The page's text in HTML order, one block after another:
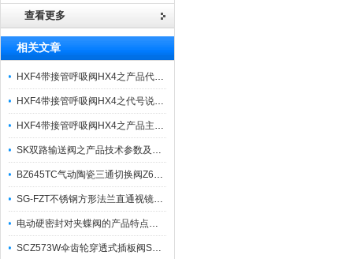
查看更多
相关文章
HXF4带接管呼吸阀HX4之产品代号说明与应用
HXF4带接管呼吸阀HX4之代号说明及其外形连接尺寸
HXF4带接管呼吸阀HX4之产品主要特性
SK双路输送阀之产品技术参数及外形连接尺寸
BZ645TC气动陶瓷三通切换阀Z647TC之产品特点及工作原理
SG-FZT不锈钢方形法兰直通视镜SJ-ZT之产品特点与安装维护
电动硬密封对夹蝶阀的产品特点及技术参数
SCZ573W伞齿轮穿透式插板阀SCZ573F之产品优特点与选用